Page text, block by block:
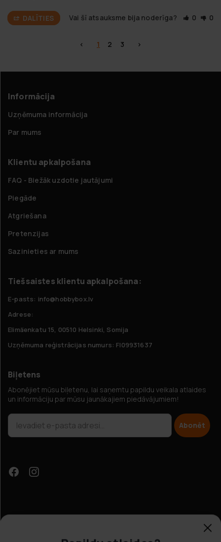
DALĪTIES Vai šī atsauksme bija noderīga? 0 0
< 1 2 3 >
Informācija
Uzņēmuma informācija
Par mums
Klientu apkalpošana
FAQ - Biežāk uzdotie jautājumi
Piegāde
Atgriešana
Pretenzijas
Sazinieties ar mums
Tiešsaistes klientu apkalpošana:
E-pasts: info@hobbybox.lv
Adrese:
Elimäenkatu 15, 00510 Helsinki, Somija
Uzņēmuma reģistrācijas numurs: FI09931637
Biļetens
Abonējiet mūsu biļetenu, lai saņemtu papildu veikala atlaides
un informāciju par mūsu jaunākajiem piedāvājumiem!
Abonēt
Papildu atlaides?